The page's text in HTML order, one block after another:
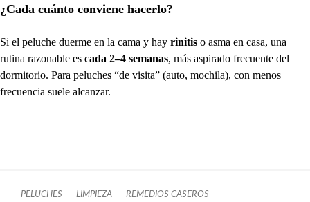
¿Cada cuánto conviene hacerlo?
Si el peluche duerme en la cama y hay rinitis o asma en casa, una
rutina razonable es cada 2–4 semanas, más aspirado frecuente del
dormitorio. Para peluches “de visita” (auto, mochila), con menos
frecuencia suele alcanzar.
PELUCHES LIMPIEZA REMEDIOS CASEROS